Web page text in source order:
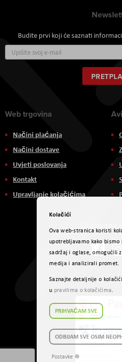
Budite prvi koji će saznati
se
za
naš
Web trgovina
Načini plaćanja
Načini dostave
Uvjeti poslovanja
Kontakt
Upravljanje kolačićima
Društvene
Načini
Kolačići
Ova web-stranica koristi
upotrebljavamo kako
sadržaj i oglase, omogućili
medija i analizirali promet.
Saznajte detaljnije o
u pravilima o kolačićima.
PRIHVAĆAM SVE
ODBIJAM SVE OSIM
Postavke ☸